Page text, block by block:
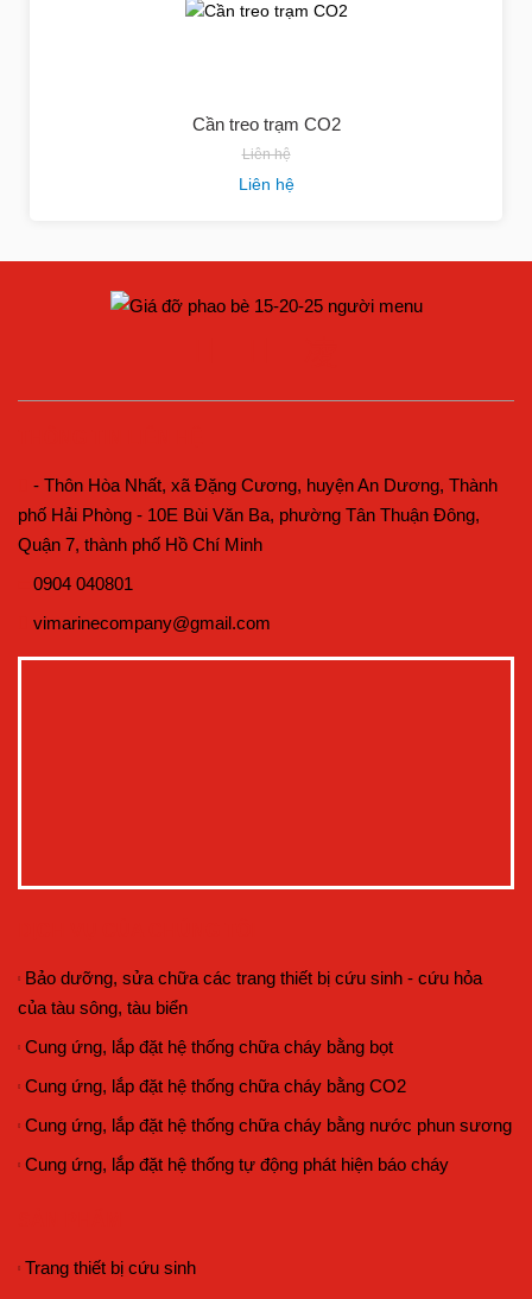
Cần treo trạm CO2
Liên hệ
Liên hệ
- Thôn Hòa Nhất, xã Đặng Cương, huyện An Dương, Thành
phố Hải Phòng - 10E Bùi Văn Ba, phường Tân Thuận Đông,
Quận 7, thành phố Hồ Chí Minh
0904 040801
vimarinecompany@gmail.com
Bảo dưỡng, sửa chữa các trang thiết bị cứu sinh - cứu hỏa
của tàu sông, tàu biển
Cung ứng, lắp đặt hệ thống chữa cháy bằng bọt
Cung ứng, lắp đặt hệ thống chữa cháy bằng CO2
Cung ứng, lắp đặt hệ thống chữa cháy bằng nước phun sương
Cung ứng, lắp đặt hệ thống tự động phát hiện báo cháy
Trang thiết bị cứu sinh